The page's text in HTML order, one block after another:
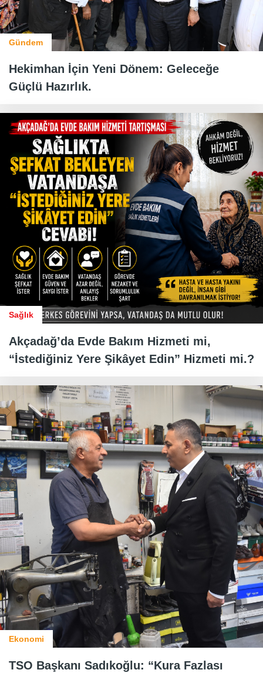
Gündem
Hekimhan İçin Yeni Dönem: Geleceğe
Güçlü Hazırlık.
Sağlık
Akçadağ’da Evde Bakım Hizmeti mi,
“İstediğiniz Yere Şikâyet Edin” Hizmeti mi.?
Ekonomi
TSO Başkanı Sadıkoğlu: “Kura Fazlası